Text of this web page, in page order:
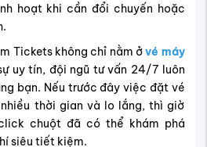
hoạt khi cần đổi chuyến hoặc
Tickets không chỉ nằm ởvé máy
uy tín, đội ngũ tư vấn 24/7 luôn
bạn. Nếu trước đây việc đặt vé
thời gian và lo lắng, thì giờ
chuột đã có thể khám phá
siêu tiết kiệm.